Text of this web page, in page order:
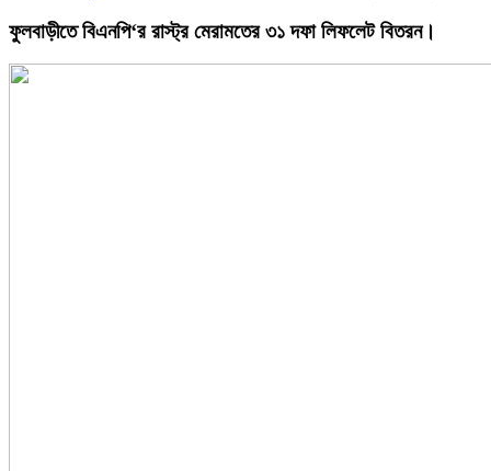
ফুলবাড়ীতে বিএনপি‘র রাস্ট্র মেরামতের ৩১ দফা লিফলেট বিতরন।